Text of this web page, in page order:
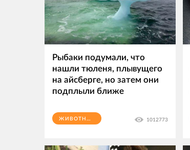
Рыбаки подумали, что
нашли тюленя, плывущего
на айсберге, но затем они
подплыли ближе
ЖИВОТНЫЕ 1012773